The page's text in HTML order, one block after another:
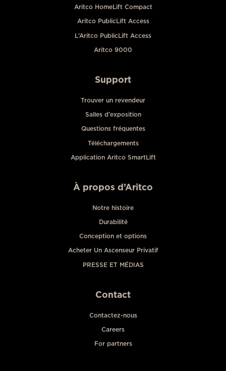
Aritco HomeLift Compact
Aritco PublicLift Access
L’Aritco PublicLift Access
Aritco 9000
Support
Trouver un revendeur
Salles d’exposition
Questions fréquentes
Téléchargements
Application Aritco SmartLift
À propos d’Aritco
Notre histoire
Durabilité
Conception et options
Acheter Un Ascenseur Privatif
PRESSE ET MÉDIAS
Contact
Contactez-nous
Careers
For partners